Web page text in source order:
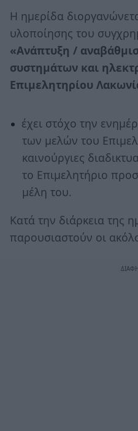
Η ημερίδα
υλοποίησης του
«Ανάπτυξη /
συστημάτων και
Επιμελητηρίου
έχει στόχο την
των μελών του
καινούργιες
το Επιμελητήριο
μέλη του.
Κατά την διάρκεια της
παρουσιαστούν οι